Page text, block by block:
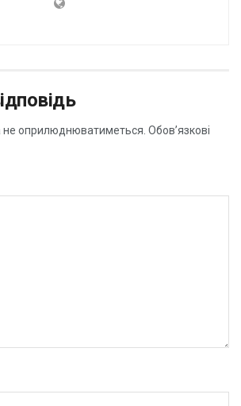
оприлюднюватиметься. Обов’язкові